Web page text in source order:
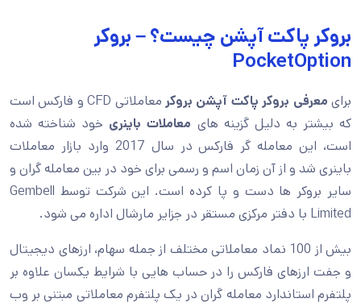
بروکر پاکت آپشن چیست؟ – بروکر
PocketOption
برای معرفی بروکر پاکت آپشن بروکر
معاملاتی CFD و فارکس است
که بیشتر به دلیل گزینه های معاملات باینری خود شناخته شده
است، این معامله گر فارکس در سال 2017 وارد بازار معاملات
باینری شد و از آن زمان اسم و رسمی برای خود در بین معامله گران و
سایر بروکر ها دست و پا کرده است. این شرکت توسط Gembell
Limited با دفتر مرکزی مستقر در جزایر مارشال اداره می شود.
بیش از 100 نماد معاملاتی مختلف از جمله سهام، ارزهای دیجیتال
و جفت ارزهای فارکس را در حساب هایی با شرایط یکسان علاوه بر
پلتفرم استاندارد معامله گران در یک پلتفرم معاملاتی مبتنی بر وب